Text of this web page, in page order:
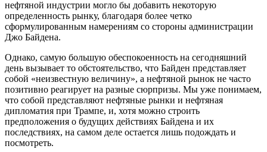
нефтяной индустрии могло бы добавить некоторую
определенность рынку, благодаря более четко
сформулированным намерениям со стороны администрации
Джо Байдена.
Однако, самую большую обеспокоенность на сегодняшний
день вызывает то обстоятельство, что Байден представляет
собой «неизвестную величину», а нефтяной рынок не часто
позитивно реагирует на разные сюрпризы. Мы уже понимаем,
что собой представляют нефтяные рынки и нефтяная
дипломатия при Трампе, и, хотя можно строить
предположения о будущих действиях Байдена и их
последствиях, на самом деле остается лишь подождать и
посмотреть.